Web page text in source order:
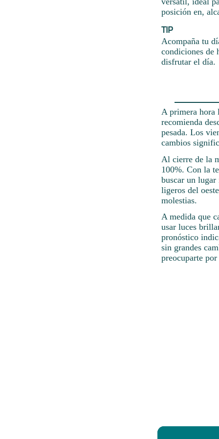
posición en,
TIP
Acompaña tu
condiciones de
disfrutar el día.
A primera hora
recomienda
pesada. Los
cambios
Al cierre de la
100%. Con la
buscar un lugar
ligeros del
molestias.
A medida que
usar luces
pronóstico
sin grandes
preocuparte